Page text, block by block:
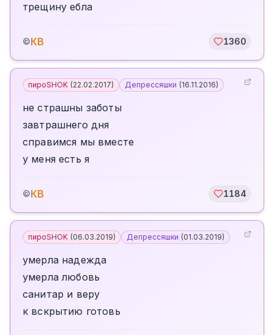
трещину ебла
©КВ 1360
пироSHOK (22.02.2017) Депрессяшки (16.11.2016)
не страшны заботы
завтрашнего дня
справимся мы вместе
у меня есть я
©КВ 1184
пироSHOK (06.03.2019) Депрессяшки (01.03.2019)
умерла надежда
умерла любовь
санитар и веру
к вскрытию готовь